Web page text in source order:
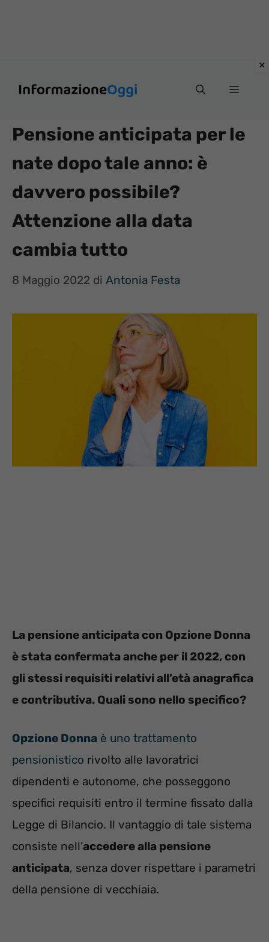
Menu
Pensione anticipata per le
nate dopo tale anno: è
davvero possibile?
Attenzione alla data
cambia tutto
8 Maggio 2022 di Antonia Festa
La pensione anticipata con Opzione Donna
è stata confermata anche per il 2022, con
gli stessi requisiti relativi all’età anagrafica
e contributiva. Quali sono nello specifico?
Opzione Donna è uno trattamento
pensionistico rivolto alle lavoratrici
dipendenti e autonome, che posseggono
specifici requisiti entro il termine fissato dalla
Legge di Bilancio. Il vantaggio di tale sistema
consiste nell’accedere alla pensione
anticipata, senza dover rispettare i parametri
della pensione di vecchiaia.